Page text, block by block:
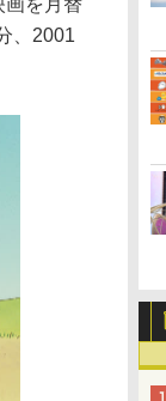
画を月替
、2001